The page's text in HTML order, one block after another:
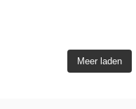
Meer laden